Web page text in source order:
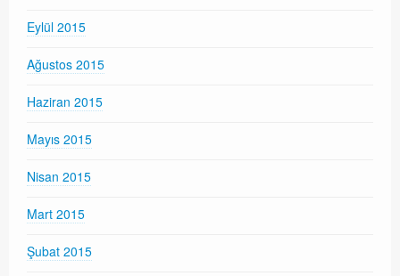
Eylül 2015
Ağustos 2015
Haziran 2015
Mayıs 2015
Nisan 2015
Mart 2015
Şubat 2015